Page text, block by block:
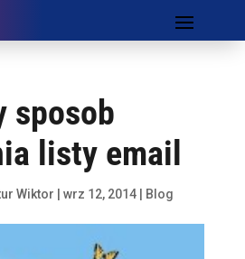
sposob
listy email
Wiktor wrz 12, 2014| Blog